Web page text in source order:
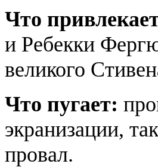
Что
и Ребекки
великого
Что пугает:
экранизации,
провал.